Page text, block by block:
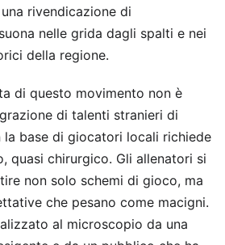
rivendicazione di
nelle grida dagli spalti e nei
della regione.
di questo movimento non è
di talenti stranieri di
base di giocatori locali richiede
quasi chirurgico. Gli allenatori si
non solo schemi di gioco, ma
che pesano come macigni.
al microscopio da una